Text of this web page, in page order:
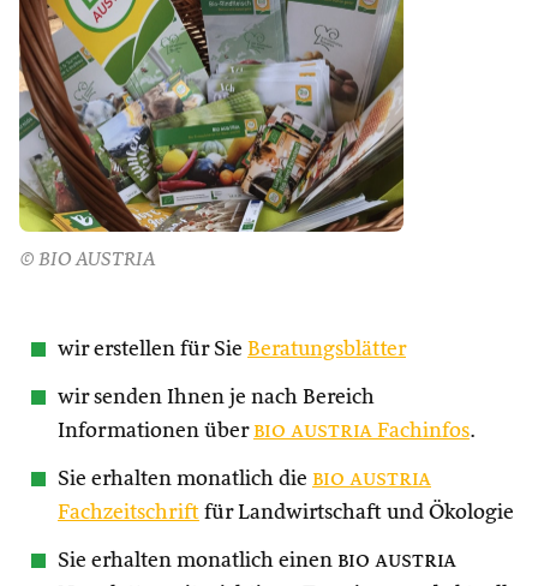
© BIO AUSTRIA
wir erstellen für Sie Beratungsblätter
wir senden Ihnen je nach Bereich
Informationen über bio austria Fachinfos.
Sie erhalten monatlich die bio austria
Fachzeitschrift für Landwirtschaft und Ökologie
Sie erhalten monatlich einen bio austria